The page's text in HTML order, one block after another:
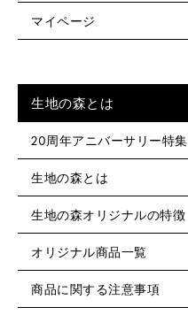
マイページ
生地の森とは
20周年アニバーサリー特集
生地の森とは
生地の森オリジナルの特徴
オリジナル商品一覧
商品に関する注意事項